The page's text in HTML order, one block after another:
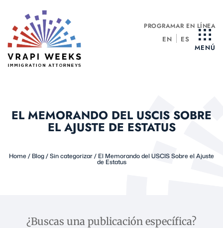
contenido
PROGRAMAR EN LÍNEA
MENÚ
EN ES
EL MEMORANDO DEL USCIS SOBRE
EL AJUSTE DE ESTATUS
Home/ Blog/Sin categorizar/ El Memorando del USCIS Sobre el Ajuste
de Estatus
¿Buscas una publicación específica?